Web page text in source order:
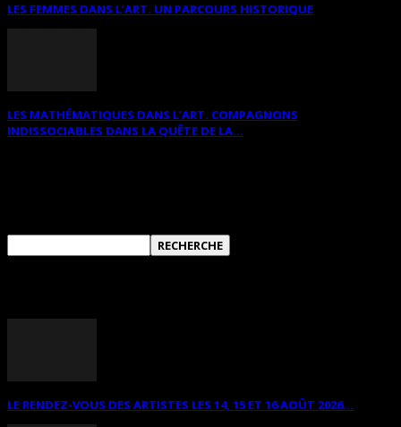
LES FEMMES DANS L’ART. UN PARCOURS HISTORIQUE
LES MATHÉMATIQUES DANS L’ART. COMPAGNONS
INDISSOCIABLES DANS LA QUÊTE DE LA...
LE RENDEZ-VOUS DES ARTISTES LES 14, 15 ET 16 AOÛT 2026...